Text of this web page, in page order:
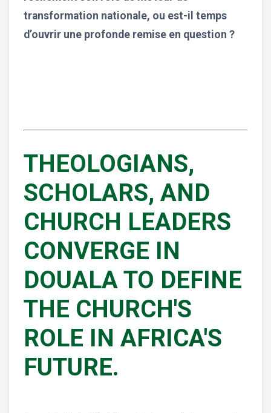
transformation nationale, ou est-il temps
d’ouvrir une profonde remise en question ?
THEOLOGIANS,
SCHOLARS, AND
CHURCH LEADERS
CONVERGE IN
DOUALA TO DEFINE
THE CHURCH'S
ROLE IN AFRICA'S
FUTURE.